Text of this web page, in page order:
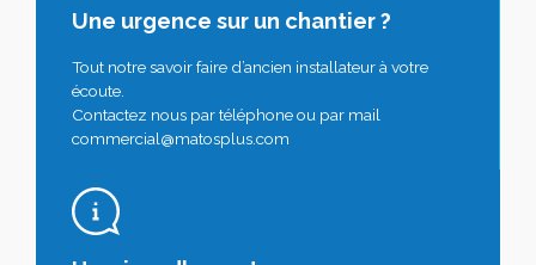
Une urgence sur un chantier ?
Tout notre savoir faire d’ancien installateur à votre
écoute.
Contactez nous par téléphone ou par mail
commercial@matosplus.com